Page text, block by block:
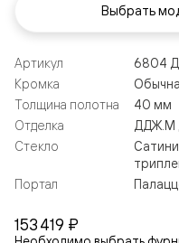
153 419 ₽
Артикул
6804
Кромка
Толщина полотна
40 мм
Отделка
ДДЖ.М
Стекло
Портал
Выбрать